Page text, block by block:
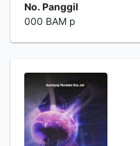
No. Panggil
000 BAM p